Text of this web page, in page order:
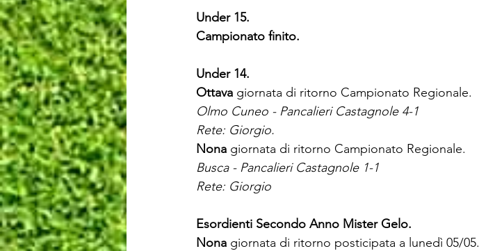
Under 15.
Campionato finito.
Under 14.
Ottava giornata di ritorno Campionato Regionale.
Olmo Cuneo - Pancalieri Castagnole 4-1
Rete: Giorgio.
Nona giornata di ritorno Campionato Regionale.
Busca - Pancalieri Castagnole 1-1
Rete: Giorgio
Esordienti Secondo Anno Mister Gelo.
Nona giornata di ritorno posticipata a lunedì 05/05.